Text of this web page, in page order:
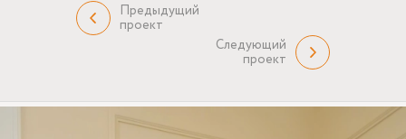
Предыдущий
проект
Следующий
проект